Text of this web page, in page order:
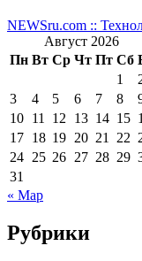
NEWSru.com ::
Август 2026
Пн Вт Ср Чт Пт Сб
1
3
4 5 6 7 8
10 11 12 13 14 15
17 18 19 20 21 22
24 25 26 27 28 29
31
« Мар
Рубрики